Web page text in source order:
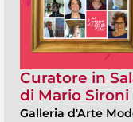
Curatore in
di Mario Sironi
Galleria d'Arte